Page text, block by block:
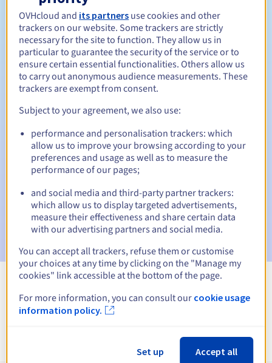
Verlengingsperiode Tussen 1 en 10 jaar
Inlosperiode 30 dagen
Waarschuwings-e-mails:60, 30, 15, 7 en 3 dagen vóór de
vervaldatum
E-mail op de vervaldatumom de schorsing van de
domeinnaam te melden
E-mail na de Redemption Grace Periodom de
verwijdering van de domeinnaam te melden
Bekijk alle extensies
OVHcloud and its partners use cookies and other
trackers on our website. Some trackers are strictly
necessary for the site to function. They allow us in
particular to guarantee the security of the service or to
ensure certain essential functionalities. Others allow us
to carry out anonymous audience measurements. These
trackers are exempt from consent.
Subject to your agreement, we also use:
performance and personalisation trackers: which
allow us to improve your browsing according to your
preferences and usage as well as to measure the
performance of our pages;
and social media and third-party partner trackers:
which allow us to display targeted advertisements,
measure their effectiveness and share certain data
with our advertising partners and social media.
You can accept all trackers, refuse them or customise
your choices at any time by clicking on the "Manage my
cookies" link accessible at the bottom of the page.
For more information, you can consult our cookie usage
information policy.
Set up Accept all